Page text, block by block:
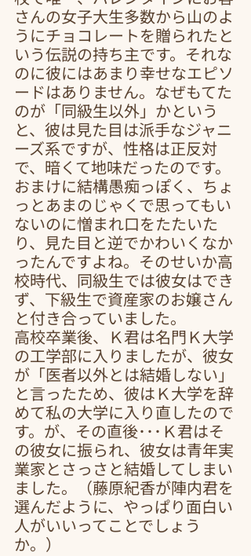
さんの女子大生多数から山のよ
うにチョコレートを贈られたと
いう伝説の持ち主です。それな
のに彼にはあまり幸せなエピソ
ードはありません。なぜもてた
のが「同級生以外」かという
と、彼は見た目は派手なジャニ
ーズ系ですが、性格は正反対
で、暗くて地味だったのです。
おまけに結構愚痴っぽく、ちょ
っとあまのじゃくで思ってもい
ないのに憎まれ口をたたいた
り、見た目と逆でかわいくなか
ったんですよね。そのせいか高
校時代、同級生では彼女はでき
ず、下級生で資産家のお嬢さん
と付き合っていました。
高校卒業後、Ｋ君は名門Ｋ大学
の工学部に入りましたが、彼女
が「医者以外とは結婚しない」
と言ったため、彼はＫ大学を辞
めて私の大学に入り直したので
す。が、その直後･･･Ｋ君はそ
の彼女に振られ、彼女は青年実
業家とさっさと結婚してしまい
ました。（藤原紀香が陣内君を
選んだように、やっぱり面白い
人がいいってことでしょう
か。）